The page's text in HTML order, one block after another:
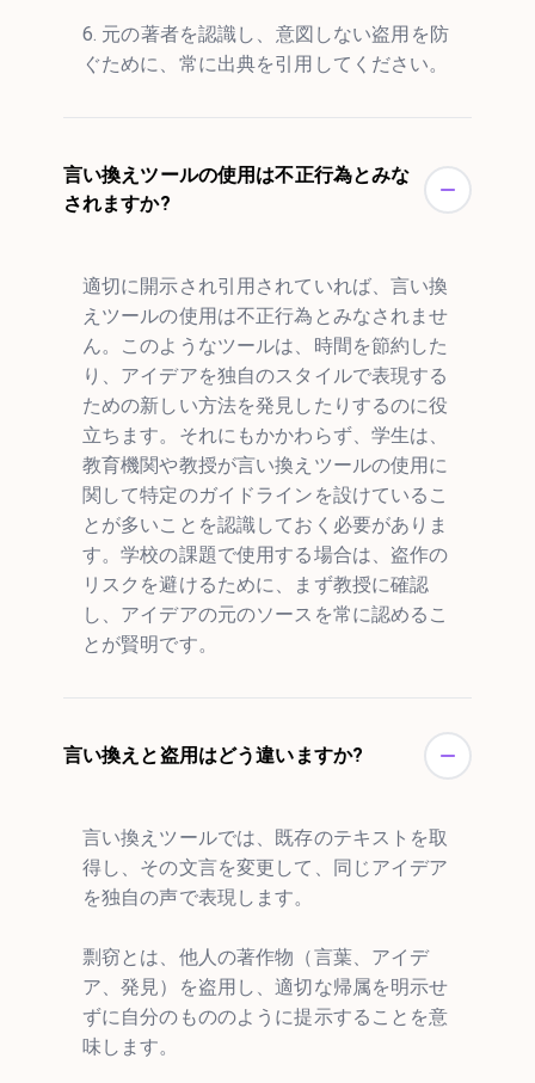
6. 元の著者を認識し、意図しない盗用を防
ぐために、常に出典を引用してください。
言い換えツールの使用は不正行為とみな
されますか?
適切に開示され引用されていれば、言い換
えツールの使用は不正行為とみなされませ
ん。このようなツールは、時間を節約した
り、アイデアを独自のスタイルで表現する
ための新しい方法を発見したりするのに役
立ちます。それにもかかわらず、学生は、
教育機関や教授が言い換えツールの使用に
関して特定のガイドラインを設けているこ
とが多いことを認識しておく必要がありま
す。学校の課題で使用する場合は、盗作の
リスクを避けるために、まず教授に確認
し、アイデアの元のソースを常に認めるこ
とが賢明です。
言い換えと盗用はどう違いますか?
言い換えツールでは、既存のテキストを取
得し、その文言を変更して、同じアイデア
を独自の声で表現します。
剽窃とは、他人の著作物（言葉、アイデ
ア、発見）を盗用し、適切な帰属を明示せ
ずに自分のもののように提示することを意
味します。